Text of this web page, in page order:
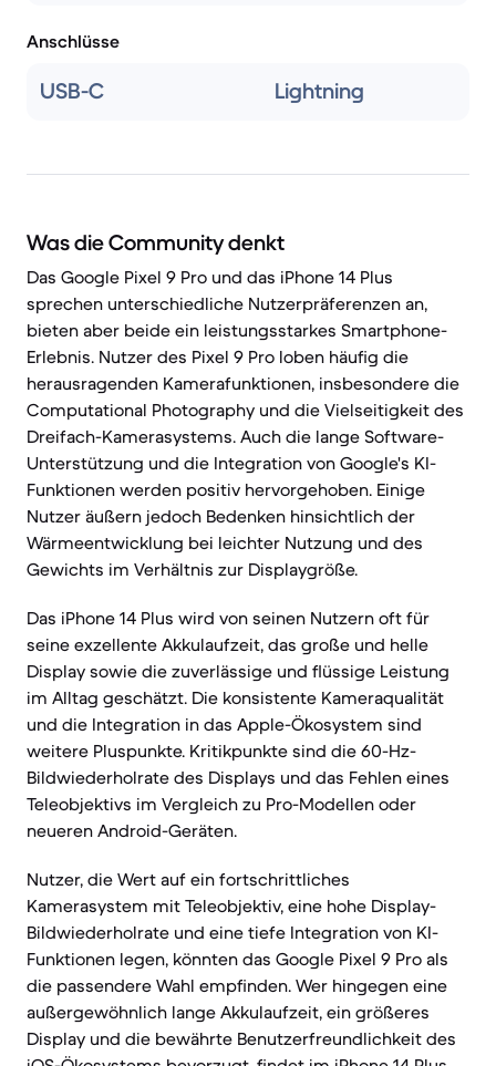
Anschlüsse
USB-C Lightning
Was die Community denkt
Das Google Pixel 9 Pro und das iPhone 14 Plus
sprechen unterschiedliche Nutzerpräferenzen an,
bieten aber beide ein leistungsstarkes Smartphone-
Erlebnis. Nutzer des Pixel 9 Pro loben häufig die
herausragenden Kamerafunktionen, insbesondere die
Computational Photography und die Vielseitigkeit des
Dreifach-Kamerasystems. Auch die lange Software-
Unterstützung und die Integration von Google's KI-
Funktionen werden positiv hervorgehoben. Einige
Nutzer äußern jedoch Bedenken hinsichtlich der
Wärmeentwicklung bei leichter Nutzung und des
Gewichts im Verhältnis zur Displaygröße.
Das iPhone 14 Plus wird von seinen Nutzern oft für
seine exzellente Akkulaufzeit, das große und helle
Display sowie die zuverlässige und flüssige Leistung
im Alltag geschätzt. Die konsistente Kameraqualität
und die Integration in das Apple-Ökosystem sind
weitere Pluspunkte. Kritikpunkte sind die 60-Hz-
Bildwiederholrate des Displays und das Fehlen eines
Teleobjektivs im Vergleich zu Pro-Modellen oder
neueren Android-Geräten.
Nutzer, die Wert auf ein fortschrittliches
Kamerasystem mit Teleobjektiv, eine hohe Display-
Bildwiederholrate und eine tiefe Integration von KI-
Funktionen legen, könnten das Google Pixel 9 Pro als
die passendere Wahl empfinden. Wer hingegen eine
außergewöhnlich lange Akkulaufzeit, ein größeres
Display und die bewährte Benutzerfreundlichkeit des